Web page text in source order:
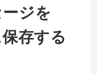
ジを
存する